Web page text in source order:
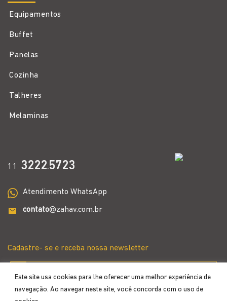
Este site usa cookies para lhe oferecer uma melhor experiência de
navegação. Ao navegar neste site, você concorda com o uso de
Equipamentos
Buffet
Panelas
Cozinha
Talheres
Melaminas
11 3222.5723
Atendimento WhatsApp
contato@zahav.com.br
Cadastre- se e receba nossa newsletter